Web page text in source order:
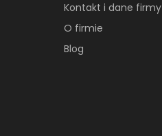
Kontakt i dane firmy
O firmie
Blog